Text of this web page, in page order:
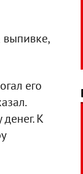
выпивке,
его
К